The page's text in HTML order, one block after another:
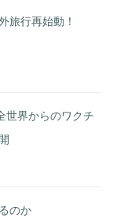
旅行再始動！
世界からのワクチ
のか